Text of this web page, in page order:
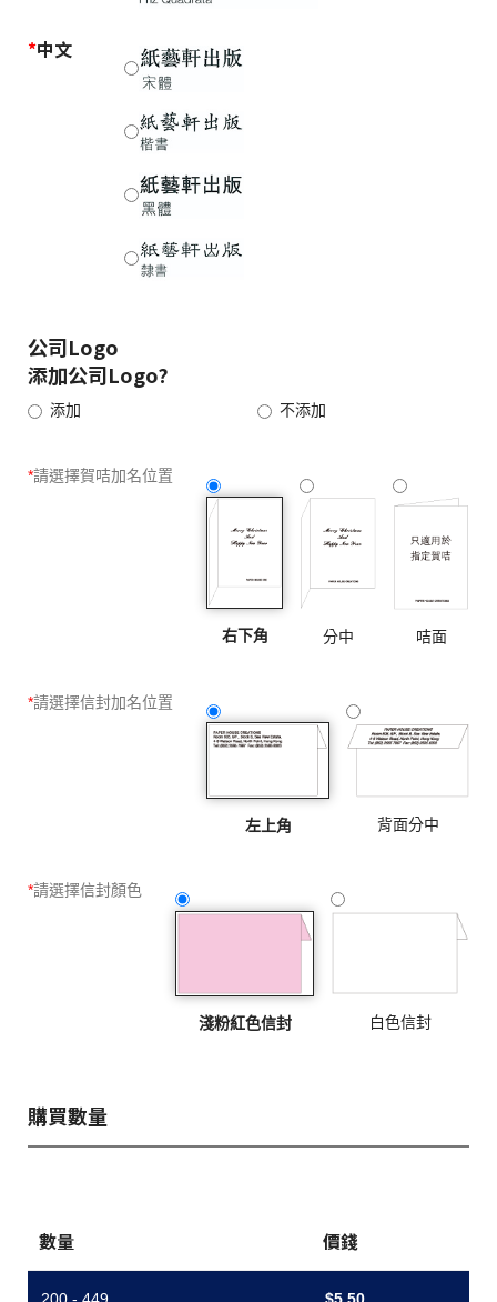
*中文
公司Logo
添加公司Logo?
添加 不添加
*請選擇賀咭加名位置
右下角 分中 咭面
*請選擇信封加名位置
左上角 背面分中
*請選擇信封顏色
淺粉紅色信封 白色信封
購買數量
數量 價錢
200 - 449 $5.50